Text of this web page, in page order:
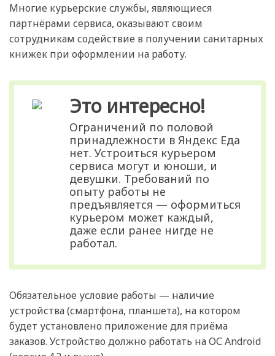
Многие курьерские службы, являющиеся
партнёрами сервиса, оказывают своим
сотрудникам содействие в получении санитарных
книжек при оформлении на работу.
Это интересно!
Ограничений по половой
принадлежности в Яндекс Еда
нет. Устроиться курьером
сервиса могут и юноши, и
девушки. Требований по
опыту работы не
предъявляется — оформиться
курьером может каждый,
даже если ранее нигде не
работал.
Обязательное условие работы — наличие
устройства (смартфона, планшета), на котором
будет установлено приложение для приёма
заказов. Устройство должно работать на ОС Android